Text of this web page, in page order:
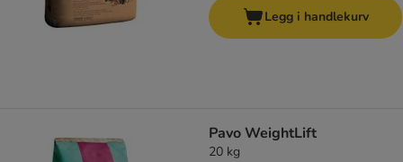
Legg i handlekurv
Pavo WeightLift
20 kg